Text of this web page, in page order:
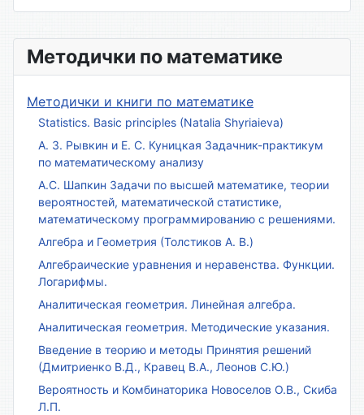
Методички по математике
Методички и книги по математике
Statistics. Basic principles (Natalia Shyriaieva)
А. З. Рывкин и Е. С. Куницкая Задачник-практикум
по математическому анализу
А.С. Шапкин Задачи по высшей математике, теории
вероятностей, математической статистике,
математическому программированию с решениями.
Алгебра и Геометрия (Толстиков А. В.)
Алгебраические уравнения и неравенства. Функции.
Логарифмы.
Аналитическая геометрия. Линейная алгебра.
Аналитическая геометрия. Методические указания.
Введение в теорию и методы Принятия решений
(Дмитриенко В.Д., Кравец В.А., Леонов С.Ю.)
Вероятность и Комбинаторика Новоселов О.В., Скиба
Л.П.